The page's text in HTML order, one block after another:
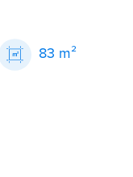
83 m²